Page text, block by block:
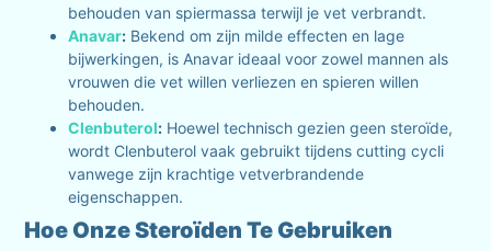
behouden van spiermassa terwijl je vet verbrandt.
Anavar: Bekend om zijn milde effecten en lage
bijwerkingen, is Anavar ideaal voor zowel mannen als
vrouwen die vet willen verliezen en spieren willen
behouden.
Clenbuterol: Hoewel technisch gezien geen steroïde,
wordt Clenbuterol vaak gebruikt tijdens cutting cycli
vanwege zijn krachtige vetverbrandende
eigenschappen.
Hoe Onze Steroïden Te Gebruiken